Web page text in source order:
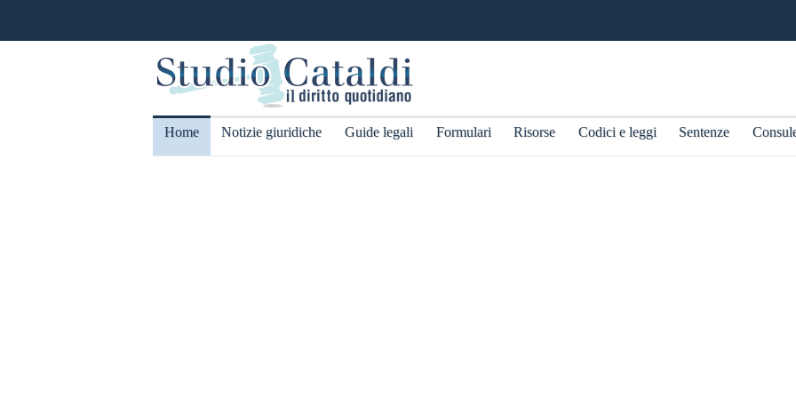
Home Notizie giuridiche Guide legali Formulari Risorse Codici e leggi Sentenze